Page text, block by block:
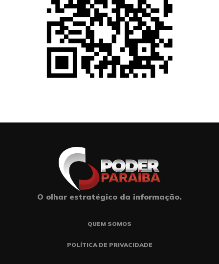
O olhar estratégico da informação.
QUEM SOMOS
POLÍTICA DE PRIVACIDADE